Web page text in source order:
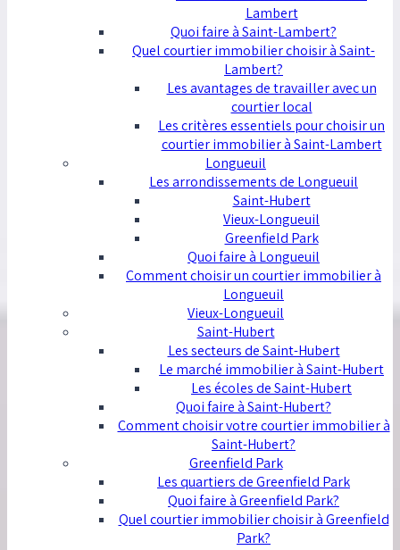
Lambert
Quoi faire à Saint-Lambert?
Quel courtier immobilier choisir à Saint-
Lambert?
Les avantages de travailler avec un
courtier local
Les critères essentiels pour choisir un
courtier immobilier à Saint-Lambert
Longueuil
Les arrondissements de Longueuil
Saint-Hubert
Vieux-Longueuil
Greenfield Park
Quoi faire à Longueuil
Comment choisir un courtier immobilier à
Longueuil
Vieux-Longueuil
Saint-Hubert
Les secteurs de Saint-Hubert
Le marché immobilier à Saint-Hubert
Les écoles de Saint-Hubert
Quoi faire à Saint-Hubert?
Comment choisir votre courtier immobilier à
Saint-Hubert?
Greenfield Park
Les quartiers de Greenfield Park
Quoi faire à Greenfield Park?
Quel courtier immobilier choisir à Greenfield
Park?